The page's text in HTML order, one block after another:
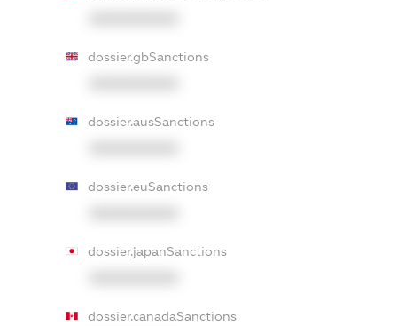
dossier.gbSanctions
dossier.ausSanctions
dossier.euSanctions
dossier.japanSanctions
dossier.canadaSanctions